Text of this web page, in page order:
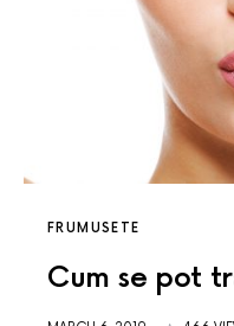
FRUMUSETE
Cum se pot